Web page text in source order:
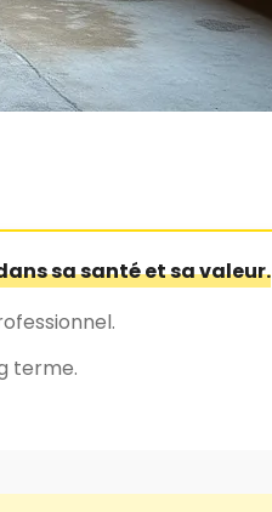
sa santé et sa valeur.
terme.